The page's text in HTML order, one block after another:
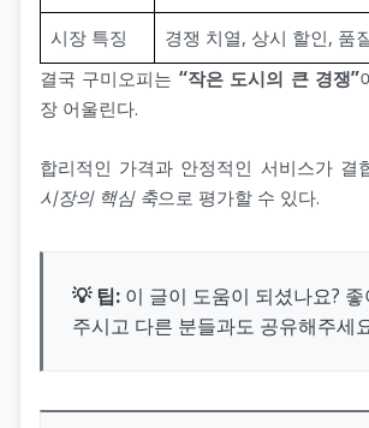
시장 특징
경쟁 치열, 상시 할인, 품
결국 구미오피는 “작은 도시의 큰 경쟁”
장 어울린다.
합리적인 가격과 안정적인 서비스가 결
시장의 핵심 축으로 평가할 수 있다.
💡 팁: 이 글이 도움이 되셨나요?
주시고 다른 분들과도 공유해주세